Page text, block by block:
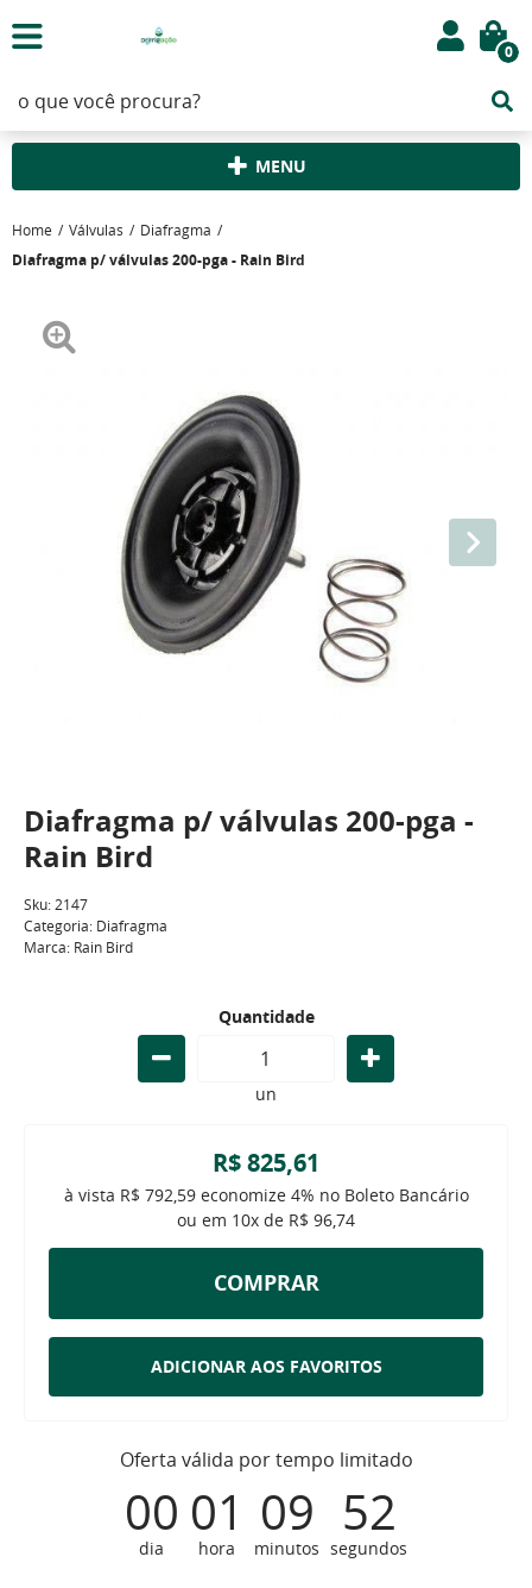
0
MENU
Home Válvulas Diafragma
Diafragma p/ válvulas 200-pga - Rain Bird
Diafragma p/ válvulas 200-pga -
Rain Bird
Sku:2147
Categoria: Diafragma
Marca: Rain Bird
Quantidade
un
R$ 825,61
à vista R$ 792,59economize 4% no Boleto Bancário
ou em 10x de R$ 96,74
COMPRAR
ADICIONAR AOS FAVORITOS
Oferta válida por tempo limitado
00
dia
01
hora
09
minutos
51
segundos